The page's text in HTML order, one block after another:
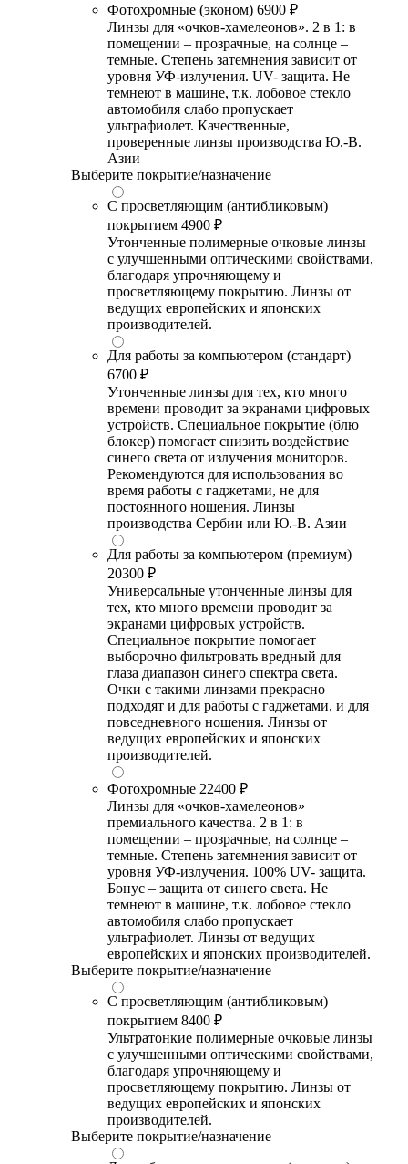
Фотохромные (эконом) 6900 ₽
Линзы для «очков-хамелеонов». 2 в 1: в
помещении – прозрачные, на солнце –
темные. Степень затемнения зависит от
уровня УФ-излучения. UV- защита. Не
темнеют в машине, т.к. лобовое стекло
автомобиля слабо пропускает
ультрафиолет. Качественные,
проверенные линзы производства Ю.-В.
Азии
Выберите покрытие/назначение
С просветляющим (антибликовым)
покрытием 4900 ₽
Утонченные полимерные очковые линзы
с улучшенными оптическими свойствами,
благодаря упрочняющему и
просветляющему покрытию. Линзы от
ведущих европейских и японских
производителей.
Для работы за компьютером (стандарт)
6700 ₽
Утонченные линзы для тех, кто много
времени проводит за экранами цифровых
устройств. Специальное покрытие (блю
блокер) помогает снизить воздействие
синего света от излучения мониторов.
Рекомендуются для использования во
время работы с гаджетами, не для
постоянного ношения. Линзы
производства Сербии или Ю.-В. Азии
Для работы за компьютером (премиум)
20300 ₽
Универсальные утонченные линзы для
тех, кто много времени проводит за
экранами цифровых устройств.
Специальное покрытие помогает
выборочно фильтровать вредный для
глаза диапазон синего спектра света.
Очки с такими линзами прекрасно
подходят и для работы с гаджетами, и для
повседневного ношения. Линзы от
ведущих европейских и японских
производителей.
Фотохромные 22400 ₽
Линзы для «очков-хамелеонов»
премиального качества. 2 в 1: в
помещении – прозрачные, на солнце –
темные. Степень затемнения зависит от
уровня УФ-излучения. 100% UV- защита.
Бонус – защита от синего света. Не
темнеют в машине, т.к. лобовое стекло
автомобиля слабо пропускает
ультрафиолет. Линзы от ведущих
европейских и японских производителей.
Выберите покрытие/назначение
С просветляющим (антибликовым)
покрытием 8400 ₽
Ультратонкие полимерные очковые линзы
с улучшенными оптическими свойствами,
благодаря упрочняющему и
просветляющему покрытию. Линзы от
ведущих европейских и японских
производителей.
Выберите покрытие/назначение